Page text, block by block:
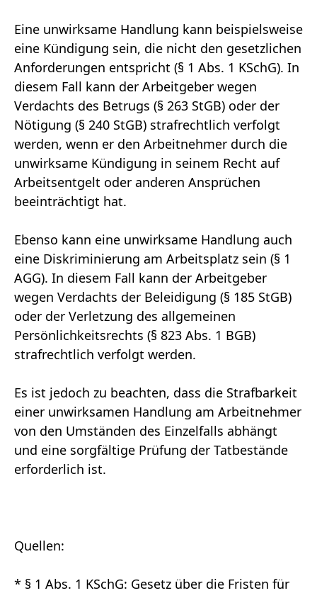
Eine unwirksame Handlung kann beispielsweise
eine Kündigung sein, die nicht den gesetzlichen
Anforderungen entspricht (§ 1 Abs. 1 KSchG). In
diesem Fall kann der Arbeitgeber wegen
Verdachts des Betrugs (§ 263 StGB) oder der
Nötigung (§ 240 StGB) strafrechtlich verfolgt
werden, wenn er den Arbeitnehmer durch die
unwirksame Kündigung in seinem Recht auf
Arbeitsentgelt oder anderen Ansprüchen
beeinträchtigt hat.
Ebenso kann eine unwirksame Handlung auch
eine Diskriminierung am Arbeitsplatz sein (§ 1
AGG). In diesem Fall kann der Arbeitgeber
wegen Verdachts der Beleidigung (§ 185 StGB)
oder der Verletzung des allgemeinen
Persönlichkeitsrechts (§ 823 Abs. 1 BGB)
strafrechtlich verfolgt werden.
Es ist jedoch zu beachten, dass die Strafbarkeit
einer unwirksamen Handlung am Arbeitnehmer
von den Umständen des Einzelfalls abhängt
und eine sorgfältige Prüfung der Tatbestände
erforderlich ist.
Quellen:
* § 1 Abs. 1 KSchG: Gesetz über die Fristen für